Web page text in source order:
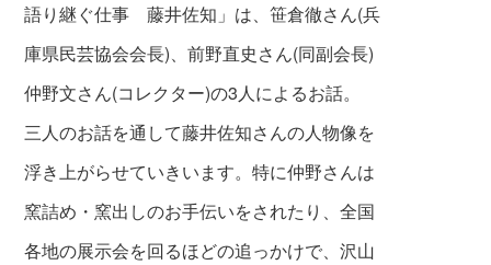
語り継ぐ仕事 藤井佐知」は、笹倉徹さん(兵
庫県民芸協会会長)、前野直史さん(同副会長)
仲野文さん(コレクター)の3人によるお話。
三人のお話を通して藤井佐知さんの人物像を
浮き上がらせていきいます。特に仲野さんは
窯詰め・窯出しのお手伝いをされたり、全国
各地の展示会を回るほどの追っかけで、沢山